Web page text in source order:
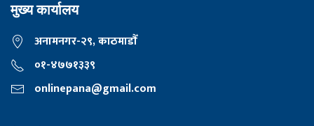
मुख्य कार्यालय
अनामनगर-२९, काठमाडाैँ
०१-४७७१३३९
onlinepana@gmail.com